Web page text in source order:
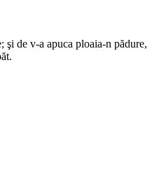
de v-a apuca ploaia-n pădure,